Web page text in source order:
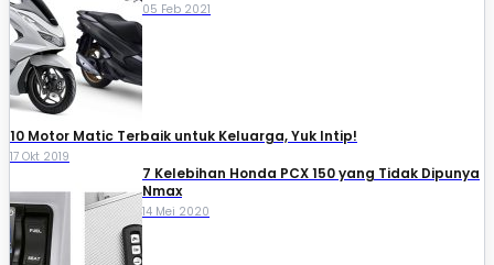
05 Feb 2021
10 Motor Matic Terbaik untuk Keluarga, Yuk Intip!
17 Okt 2019
7 Kelebihan Honda PCX 150 yang Tidak Dipunya
Nmax
14 Mei 2020